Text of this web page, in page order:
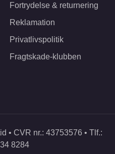
Fortrydelse & returnering
Reklamation
Privatlivspolitik
Fragtskade-klubben
• CVR nr.: 43753576 • Tlf.:
8284